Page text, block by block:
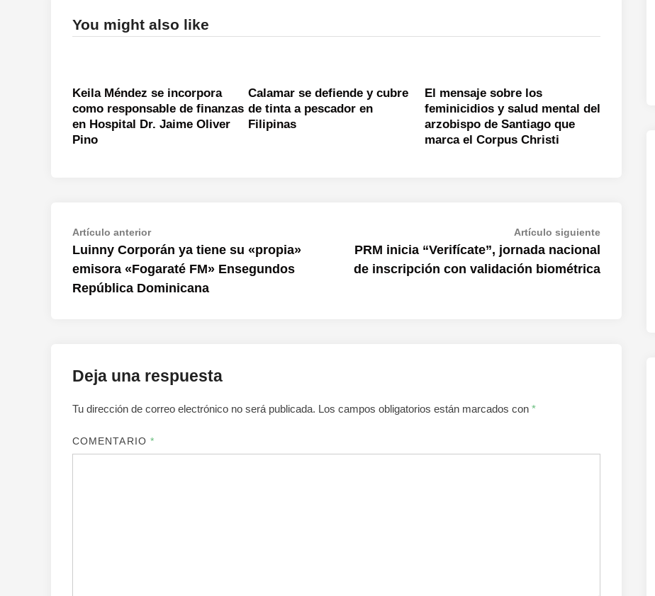
You might also like
Keila Méndez se incorpora
como responsable de finanzas
en Hospital Dr. Jaime Oliver
Pino
Calamar se defiende y cubre
de tinta a pescador en
Filipinas
El mensaje sobre los
feminicidios y salud mental del
arzobispo de Santiago que
marca el Corpus Christi
Navegación
de
entradas
Artículo anteriorArtículo
anterior:
Luinny Corporán ya tiene su «propia»
emisora «Fogaraté FM» Ensegundos
República Dominicana
Artículo siguienteArtículo
PRM inicia “Verifícate”, jornada nacional
de inscripción con validación biométrica
Deja una respuesta
Tu dirección de correo electrónico no será publicada. Los campos obligatorios están marcados con *
COMENTARIO *